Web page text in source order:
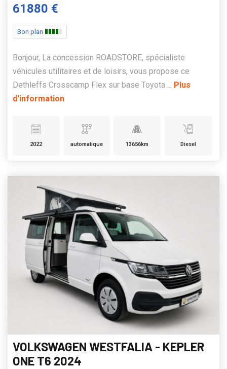
61880 €
Bon plan
Bonjour, La concession ROADSTORE, spécialiste
véhicules utilitaires et de loisirs, vous propose ce
Dethleffs Crosscamp Flex sur base Toyota ... Plus
d'information
2022 automatique 13656km Diesel
VOLKSWAGEN WESTFALIA - KEPLER
ONE T6 2024